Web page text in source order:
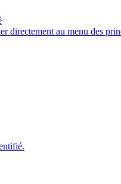
directement au menu des